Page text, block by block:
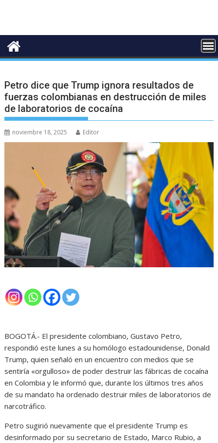
Petro dice que Trump ignora resultados de
fuerzas colombianas en destrucción de miles
de laboratorios de cocaína
noviembre 18, 2025 Editor
BOGOTÁ.- El presidente colombiano, Gustavo Petro,
respondió este lunes a su homólogo estadounidense, Donald
Trump, quien señaló en un encuentro con medios que se
sentiría «orgulloso» de poder destruir las fábricas de cocaína
en Colombia y le informó que, durante los últimos tres años
de su mandato ha ordenado destruir miles de laboratorios de
narcotráfico.
Petro sugirió nuevamente que el presidente Trump es
desinformado por su secretario de Estado, Marco Rubio, a